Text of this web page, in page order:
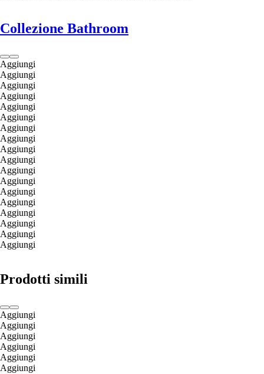
Collezione Bathroom
Aggiungi
Aggiungi
Aggiungi
Aggiungi
Aggiungi
Aggiungi
Aggiungi
Aggiungi
Aggiungi
Aggiungi
Aggiungi
Aggiungi
Aggiungi
Aggiungi
Aggiungi
Aggiungi
Aggiungi
Aggiungi
Prodotti simili
Aggiungi
Aggiungi
Aggiungi
Aggiungi
Aggiungi
Aggiungi